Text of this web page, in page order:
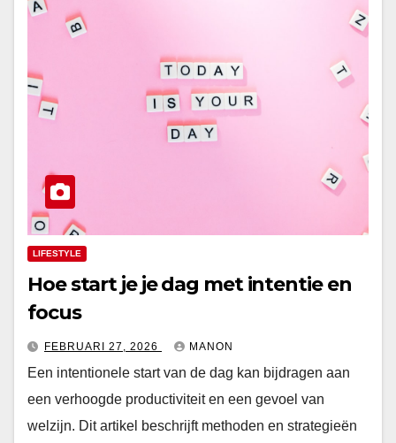
LIFESTYLE
Hoe start je je dag met intentie en
focus
FEBRUARI 27, 2026 MANON
Een intentionele start van de dag kan bijdragen aan
een verhoogde productiviteit en een gevoel van
welzijn. Dit artikel beschrijft methoden en strategieën